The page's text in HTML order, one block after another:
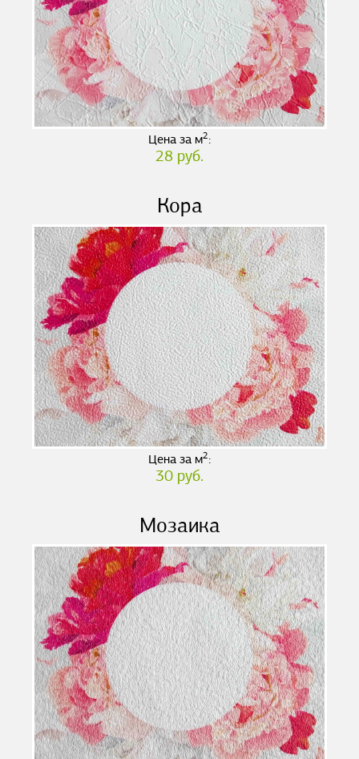
Цена за м2:
28 руб.
Кора
Цена за м2:
30 руб.
Мозаика